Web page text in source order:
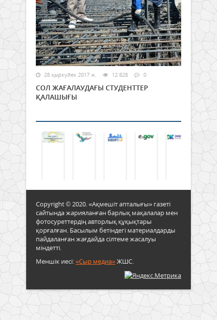
28 қыркүйек 2017 ж. 12 828 0
СОЛ ЖАҒАЛАУДАҒЫ СТУДЕНТТЕР
ҚАЛАШЫҒЫ
Copyright © 2020. «Ақмешіт апталығы» газеті
сайтында жарияланған барлық мақалалар мен
фотосуреттердің авторлық құқықтары
қорғалған. Басылым бетіндегі материалдарды
пайдаланған жағдайда сілтеме жасалуы
міндетті.
Меншік иесі:«Сыр медиа»ЖШС.